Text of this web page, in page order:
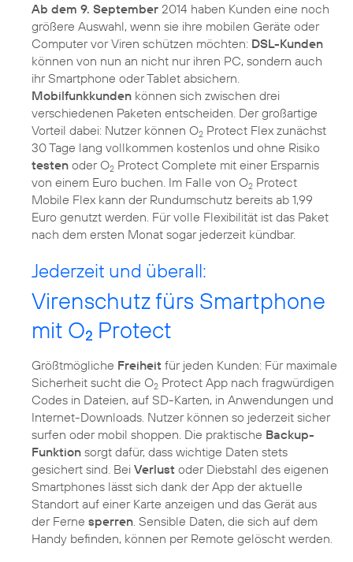
Ab dem 9. September 2014 haben Kunden eine noch
größere Auswahl, wenn sie ihre mobilen Geräte oder
Computer vor Viren schützen möchten: DSL-Kunden
können von nun an nicht nur ihren PC, sondern auch
ihr Smartphone oder Tablet absichern.
Mobilfunkkunden können sich zwischen drei
verschiedenen Paketen entscheiden. Der großartige
Vorteil dabei: Nutzer können O2 Protect Flex zunächst
30 Tage lang vollkommen kostenlos und ohne Risiko
testen oder O2 Protect Complete mit einer Ersparnis
von einem Euro buchen. Im Falle von O2 Protect
Mobile Flex kann der Rundumschutz bereits ab 1,99
Euro genutzt werden. Für volle Flexibilität ist das Paket
nach dem ersten Monat sogar jederzeit kündbar.
Jederzeit und überall:
Virenschutz fürs Smartphone
mit O2 Protect
Größtmögliche Freiheit für jeden Kunden: Für maximale
Sicherheit sucht die O2 Protect App nach fragwürdigen
Codes in Dateien, auf SD-Karten, in Anwendungen und
Internet-Downloads. Nutzer können so jederzeit sicher
surfen oder mobil shoppen. Die praktische Backup-
Funktion sorgt dafür, dass wichtige Daten stets
gesichert sind. Bei Verlust oder Diebstahl des eigenen
Smartphones lässt sich dank der App der aktuelle
Standort auf einer Karte anzeigen und das Gerät aus
der Ferne sperren. Sensible Daten, die sich auf dem
Handy befinden, können per Remote gelöscht werden.